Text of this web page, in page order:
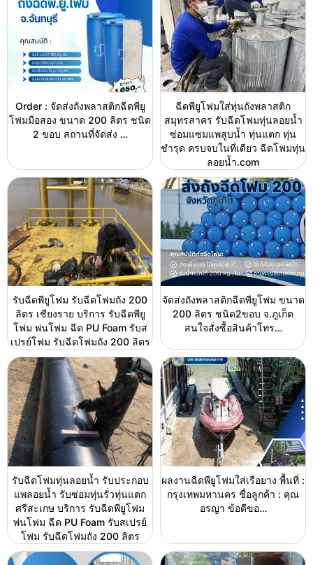
Order : จัดส่งถังพลาสติกฉีดพียู
โฟมมือสอง ขนาด 200 ลิตร ชนิด
2 ขอบ สถานที่จัดส่ง …
ฉีดพียูโฟมใส่ทุ่นถังพลาสติก
สมุทรสาคร รับฉีดโฟมทุ่นลอยน้ำ
ซ่อมแซมแพสูบน้ำ ทุ่นแตก ทุ่น
ชำรุด ครบจบในที่เดียว ฉีดโฟมทุ่น
ลอยน้ำ.com
รับฉีดพียูโฟม รับฉีดโฟมถัง 200
ลิตร เชียงราย บริการ รับฉีดพียู
โฟม พ่นโฟม ฉีด PU Foam รับส
เปรย์โฟม รับฉีดโฟมถัง 200 ลิตร
จัดส่งถังพลาสติกฉีดพียูโฟม ขนาด
200 ลิตร ชนิด2ขอบ จ.ภูเก็ต
สนใจสั่งซื้อสินค้าโทร…
รับฉีดโฟมทุ่นลอยน้ำ รับประกอบ
แพลอยน้ำ รับซ่อมทุ่นรั่วทุ่นแตก
ศรีสะเกษ บริการ รับฉีดพียูโฟม
พ่นโฟม ฉีด PU Foam รับสเปรย์
โฟม รับฉีดโฟมถัง 200 ลิตร
ผลงานฉีดพียูโฟมใส่เรือยาง พื้นที่ :
กรุงเทพมหานคร ชื่อลูกค้า : คุณ
อรญา ข้อดีขอ…